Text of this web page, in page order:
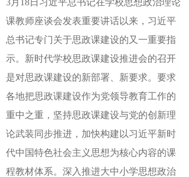
3月18日习近平总书记在学校思想政治理论
课教师座谈会发表重要讲话以来，习近平
总书记专门关于思政课建设的又一重要指
示。新时代学校思政课建设推进会的召开
是对思政课建设的新部署、新要求。要求
各地把思政课建设作为党领导教育工作的
重中之重，坚持思政课建设与党的创新理
论武装同步推进，加快构建以习近平新时
代中国特色社会主义思想为核心内容的课
程教材体系。深入推进大中小学思想政治